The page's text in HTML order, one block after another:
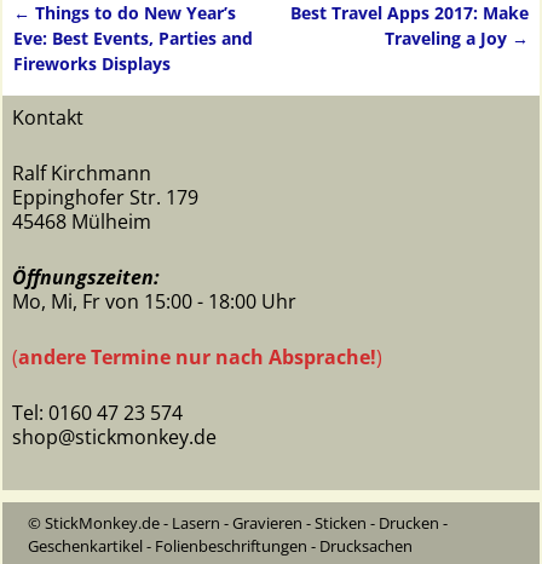
Artikelnavigation
← Things to do New Year’s
Eve: Best Events, Parties and
Fireworks Displays
Best Travel Apps 2017: Make
Traveling a Joy →
Kontakt
Ralf Kirchmann
Eppinghofer Str. 179
45468 Mülheim
Öffnungszeiten:
Mo, Mi, Fr von 15:00 - 18:00 Uhr
(andere Termine nur nach Absprache!)
Tel: 0160 47 23 574
shop@stickmonkey.de
© StickMonkey.de - Lasern - Gravieren - Sticken - Drucken -
Geschenkartikel - Folienbeschriftungen - Drucksachen